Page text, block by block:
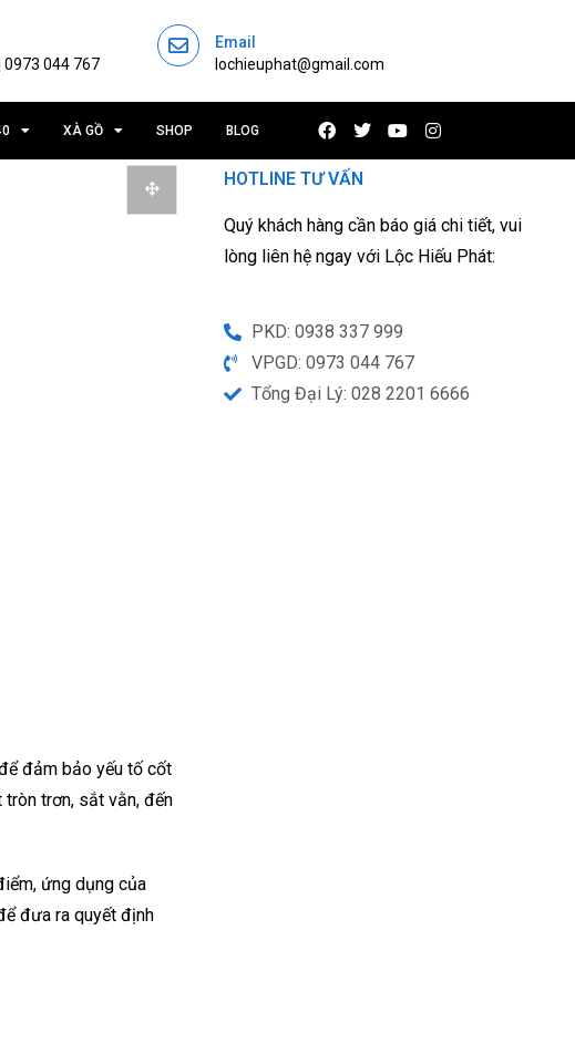
0973 044 767
Email
lochieuphat@gmail.com
XÀ GỒ SHOP BLOG
đảm bảo yếu tố cốt
trơn, sắt vằn, đến
ứng dụng của
đưa ra quyết định
HOTLINE TƯ VẤN
Quý khách hàng cần báo giá chi tiết, vui
lòng liên hệ ngay với Lộc Hiếu Phát:
PKD: 0938 337 999
VPGD: 0973 044 767
Tổng Đại Lý: 028 2201 6666